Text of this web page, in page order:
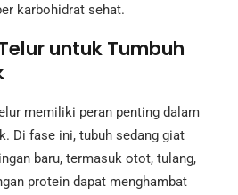
karbohidrat sehat.
untuk Tumbuh
memiliki peran penting dalam
Di fase ini, tubuh sedang giat
baru, termasuk otot, tulang,
protein dapat menghambat